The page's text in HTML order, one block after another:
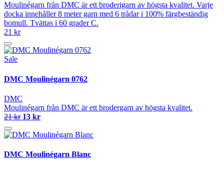
Moulinégarn från DMC är ett broderigarn av högsta kvalitet. Varje
docka innehåller 8 meter garn med 6 trådar i 100% färgbeständig
bomull. Tvättas i 60 grader C.
21 kr
Sale
DMC Moulinégarn 0762
DMC
Moulinégarn från DMC är ett brodergarn av högsta kvalitet.
21 kr 13 kr
DMC Moulinégarn Blanc